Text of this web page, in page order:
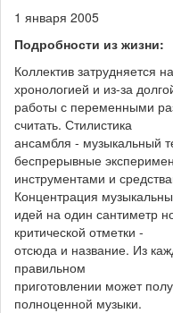
1 января 2005
Подробности из жизни:
Коллектив затрудняется
хронологией и из-за
работы с переменными
считать. Стилистика
ансамбля - музыкальный
беспрерывные
инструментами и
Концентрация
идей на один сантиметр
критической отметки -
отсюда и название. Из
правильном
приготовлении может
полноценной музыки.